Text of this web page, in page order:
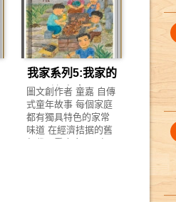
他們暗地調查錢天堂
的運作，究竟有什麼
目的？ 錢天堂會不會
再次受到什麼惡意攻
擊呢？ 【本書特色】
特色1.同理每個人的
煩惱與壓力：六個短
篇故事呈現各年齡主
角的煩惱，讓孩子同
理每個人的情緒壓
力。 特色2.解憂抒壓
的奧妙！ 公主長睡不
醒；可憐的小女孩因
為豌豆而掛著黑眼
圈； 泰山的吼叫聲失
靈，再也沒有動物搭
理…… 這些那些，該
怎麼辦呢？ 今天，小
熊兄妹的點子屋又要
幫大家解決各種稀奇
古怪的問題了， 才解
決兩件事情，卻突然
我家系列5:我家的
美味時間
圖文創作者 童嘉 自傳
式童年故事 每個家庭
都有獨具特色的家常
味道 在經濟拮据的舊